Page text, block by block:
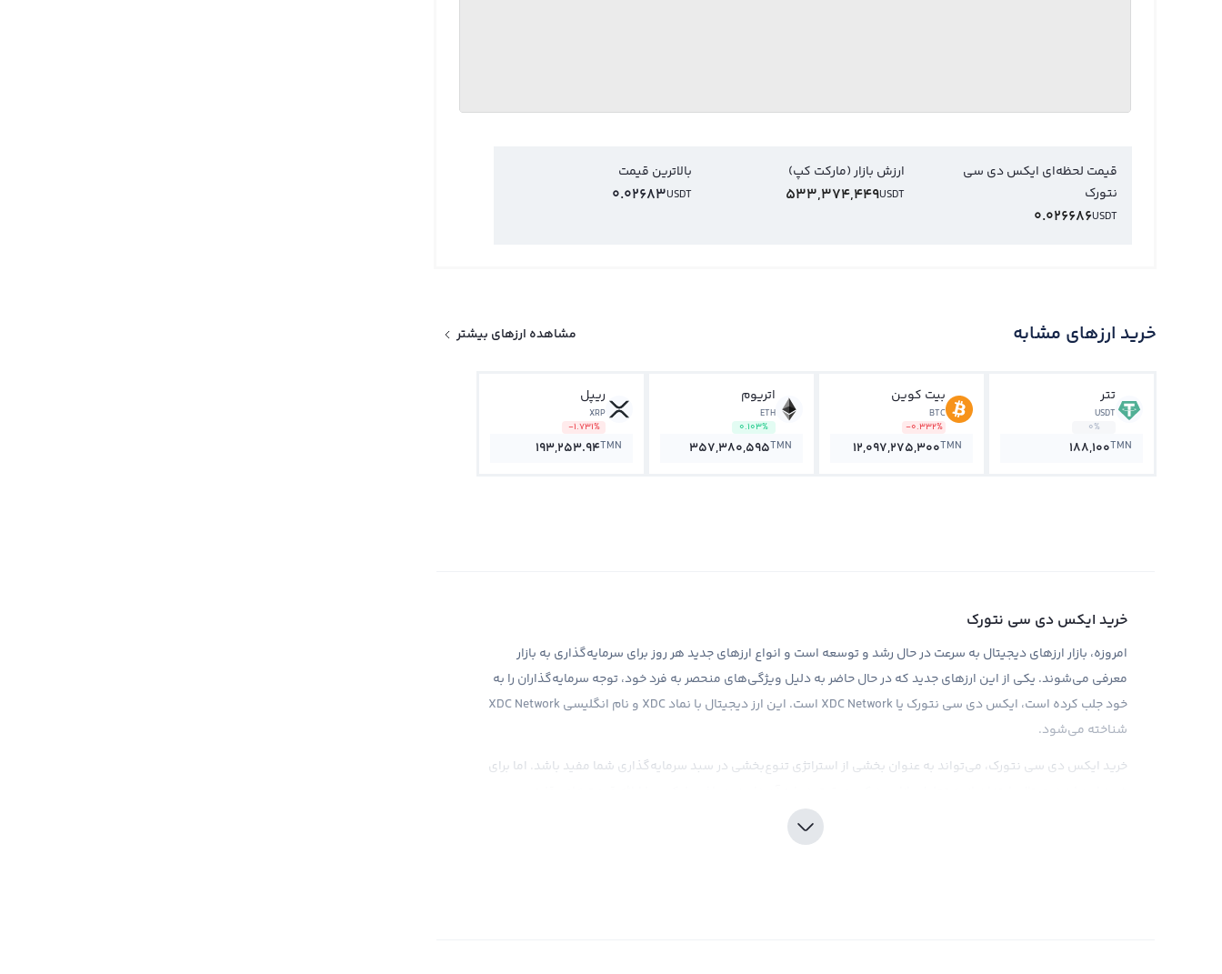
قیمت لحظه‌ای ایکس دی سی
نتورک
USDT
0.026686
ارزش بازار (مارکت کپ)
USDT
533,374,449
بالاترین قیمت
USDT
0.02683
خرید ارزهای مشابه مشاهده ارزهای بیشتر
تتر
USDT
0%
188,100TMN
بیت کوین
BTC
-0.332%
12,097,275,300TMN
اتریوم
ETH
0.103%
357,380,595TMN
ریپل
XRP
-1.731%
193,253.94TMN
خرید ایکس دی سی نتورک
امروزه، بازار ارزهای دیجیتال به سرعت در حال رشد و توسعه است و انواع ارزهای جدید هر روز برای سرمایه‌گذاری به بازار
معرفی می‌شوند. یکی از این ارزهای جدید که در حال حاضر به دلیل ویژگی‌های منحصر به فرد خود، توجه سرمایه‌گذاران را به
خود جلب کرده است، ایکس دی سی نتورک یا XDC Network است. این ارز دیجیتال با نماد XDC و نام انگلیسی XDC Network
شناخته می‌شود.
خرید ایکس دی سی نتورک، می‌تواند به عنوان بخشی از استراتژی تنوع‌بخشی در سبد سرمایه‌گذاری شما مفید باشد. اما برای
ابزارهای تحلیلی قوی، به کاربران خود کمک می‌کند تا تصمیم‌گیری‌های بهتری در خصوص سرمایه‌گذاری در ایکس دی سی
نتورک داشته باشند. همچنین، در توسعه و پیشرفت این ارز دیجیتال، تلاش‌های بسیاری صورت گرفته است و کاربران